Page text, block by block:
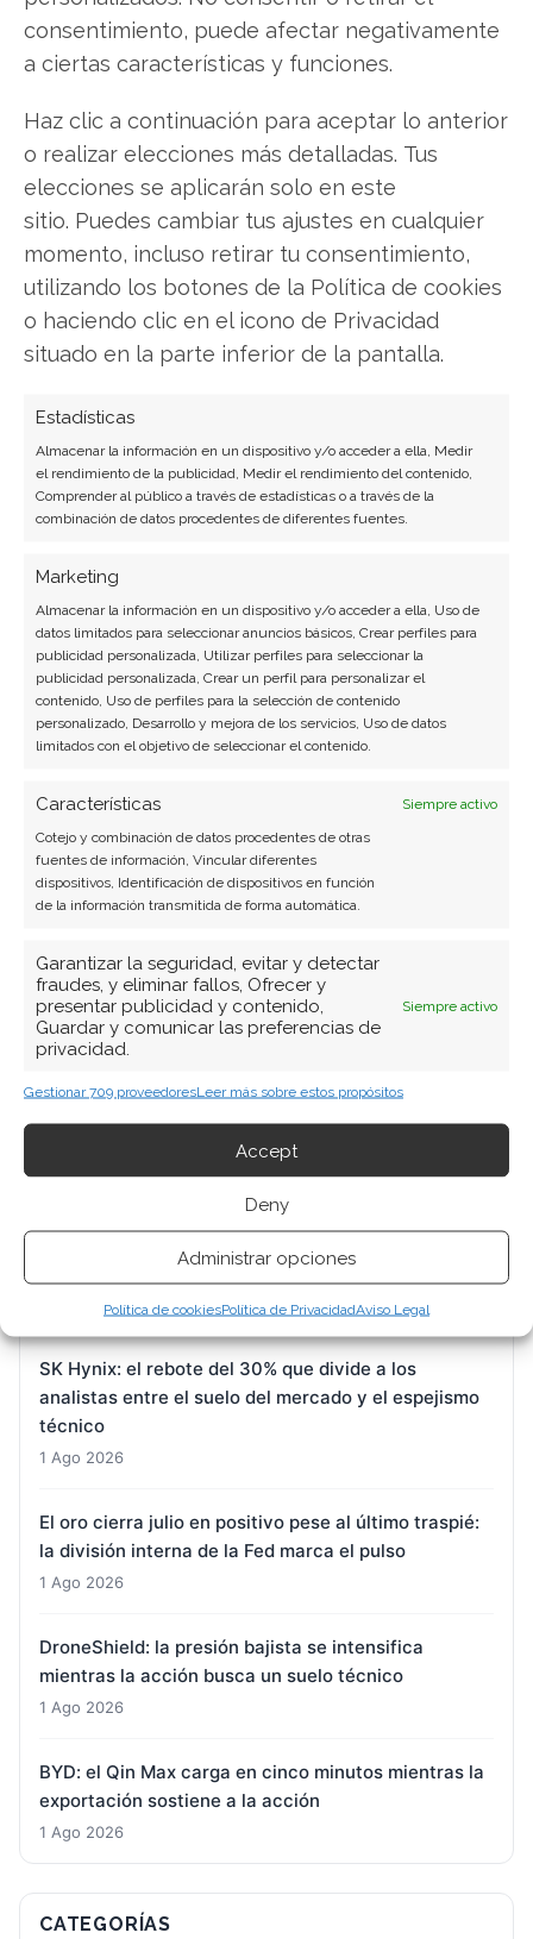
consentimiento, puede afectar negativamente
a ciertas características y funciones.
Haz clic a continuación para aceptar lo anterior
o realizar elecciones más detalladas. Tus
elecciones se aplicarán solo en este
sitio. Puedes cambiar tus ajustes en cualquier
momento, incluso retirar tu consentimiento,
utilizando los botones de la Política de cookies
o haciendo clic en el icono de Privacidad
situado en la parte inferior de la pantalla.
Estadísticas
Almacenar la información en un dispositivo y/o acceder a ella, Medir
el rendimiento de la publicidad, Medir el rendimiento del contenido,
Comprender al público a través de estadísticas o a través de la
combinación de datos procedentes de diferentes fuentes.
Marketing
Almacenar la información en un dispositivo y/o acceder a ella, Uso de
datos limitados para seleccionar anuncios básicos, Crear perfiles para
publicidad personalizada, Utilizar perfiles para seleccionar la
publicidad personalizada, Crear un perfil para personalizar el
contenido, Uso de perfiles para la selección de contenido
personalizado, Desarrollo y mejora de los servicios, Uso de datos
limitados con el objetivo de seleccionar el contenido.
Características
Siempre activo
Cotejo y combinación de datos procedentes de otras
fuentes de información, Vincular diferentes
dispositivos, Identificación de dispositivos en función
de la información transmitida de forma automática.
Garantizar la seguridad, evitar y detectar
fraudes, y eliminar fallos, Ofrecer y
presentar publicidad y contenido,
Guardar y comunicar las preferencias de
privacidad.
Siempre activo
Gestionar 709 proveedoresLeer más sobre estos propósitos
Accept
Deny
Administrar opciones
Política de cookiesPolítica de PrivacidadAviso Legal
Twitter
Facebook
Copiar enlace
SOBRE EL AUTOR
Miguel Ángel Torres Díaz
Periodista de tecnología especializado en
consumo digital. Más de 10 años cubriendo la
industria tecnológica española.
Ver todos los artículos →
BUSCAR
ARTÍCULOS RECIENTES
fábrica vende todo su HBM hasta 2026
1 Ago 2026
SK Hynix: el rebote del 30% que divide a los
analistas entre el suelo del mercado y el espejismo
técnico
1 Ago 2026
El oro cierra julio en positivo pese al último traspié:
la división interna de la Fed marca el pulso
1 Ago 2026
DroneShield: la presión bajista se intensifica
mientras la acción busca un suelo técnico
1 Ago 2026
BYD: el Qin Max carga en cinco minutos mientras la
exportación sostiene a la acción
1 Ago 2026
CATEGORÍAS